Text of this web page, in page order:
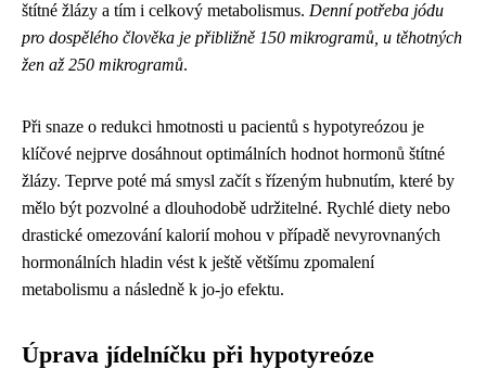
štítné žlázy a tím i celkový metabolismus. Denní potřeba jódu
pro dospělého člověka je přibližně 150 mikrogramů, u těhotných
žen až 250 mikrogramů.
Při snaze o redukci hmotnosti u pacientů s hypotyreózou je
klíčové nejprve dosáhnout optimálních hodnot hormonů štítné
žlázy. Teprve poté má smysl začít s řízeným hubnutím, které by
mělo být pozvolné a dlouhodobě udržitelné. Rychlé diety nebo
drastické omezování kalorií mohou v případě nevyrovnaných
hormonálních hladin vést k ještě většímu zpomalení
metabolismu a následně k jo-jo efektu.
Úprava jídelníčku při hypotyreóze